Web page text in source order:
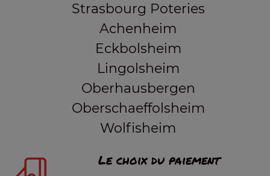
Strasbourg Poteries
Achenheim
Eckbolsheim
Lingolsheim
Oberhausbergen
Oberschaeffolsheim
Wolfisheim
Le choix du paiement